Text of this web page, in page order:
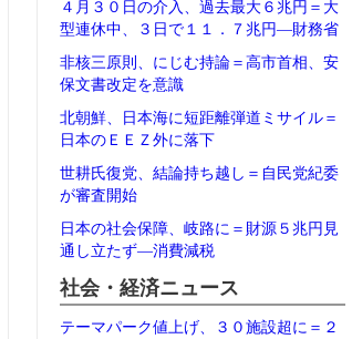
４月３０日の介入、過去最大６兆円＝大
型連休中、３日で１１．７兆円―財務省
非核三原則、にじむ持論＝高市首相、安
保文書改定を意識
北朝鮮、日本海に短距離弾道ミサイル＝
日本のＥＥＺ外に落下
世耕氏復党、結論持ち越し＝自民党紀委
が審査開始
日本の社会保障、岐路に＝財源５兆円見
通し立たず―消費減税
社会・経済ニュース
テーマパーク値上げ、３０施設超に＝２